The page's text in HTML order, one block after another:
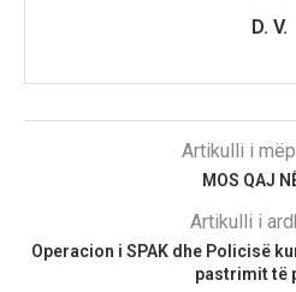
D. V.
Artikulli i
MOS QAJ
Artikulli i
Operacion i SPAK dhe Policisë
pastrimit të